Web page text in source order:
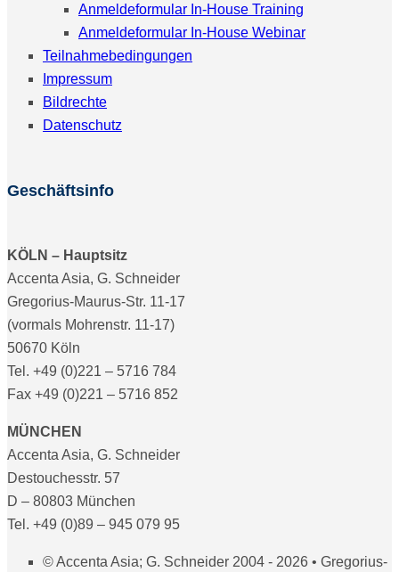
Anmeldeformular In-House Training
Anmeldeformular In-House Webinar
Teilnahmebedingungen
Impressum
Bildrechte
Datenschutz
Geschäftsinfo
KÖLN – Hauptsitz
Accenta Asia, G. Schneider
Gregorius-Maurus-Str. 11-17
(vormals Mohrenstr. 11-17)
50670 Köln
Tel. +49 (0)221 – 5716 784
Fax +49 (0)221 – 5716 852
MÜNCHEN
Accenta Asia, G. Schneider
Destouchesstr. 57
D – 80803 München
Tel. +49 (0)89 – 945 079 95
© Accenta Asia; G. Schneider 2004 - 2026 • Gregorius-